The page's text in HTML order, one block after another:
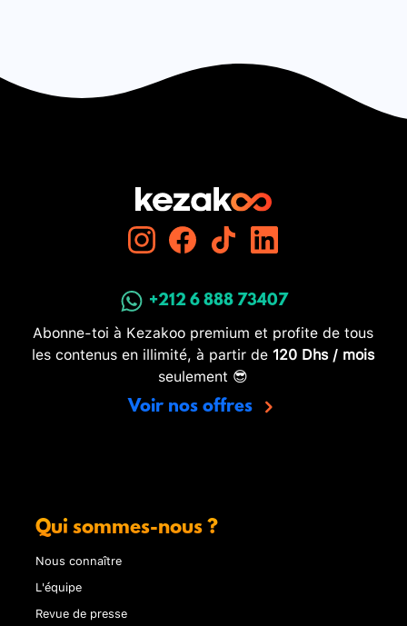
+212 6 888 73407
Abonne-toi à Kezakoo premium et profite de tous
les contenus en illimité, à partir de 120 Dhs / mois
seulement 😎
Voir nos offres
Qui sommes-nous ?
Nous connaître
L'équipe
Revue de presse